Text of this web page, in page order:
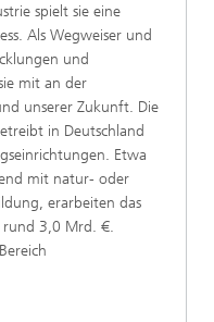
spielt sie eine
Als Wegweiser und
und
mit an der
unserer Zukunft. Die
in Deutschland
Etwa
mit natur- oder
erarbeiten das
rund 3,0 Mrd. €.